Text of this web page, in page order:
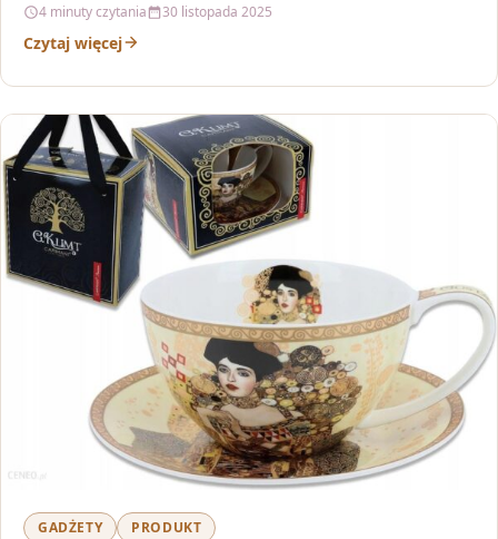
4 minuty czytania 30 listopada 2025
Czytaj więcej
GADŻETY PRODUKT